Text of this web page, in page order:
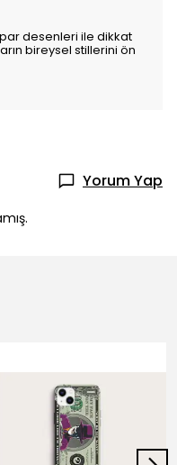
desenleri ile dikkat
bireysel stillerini ön
Yorum Yap